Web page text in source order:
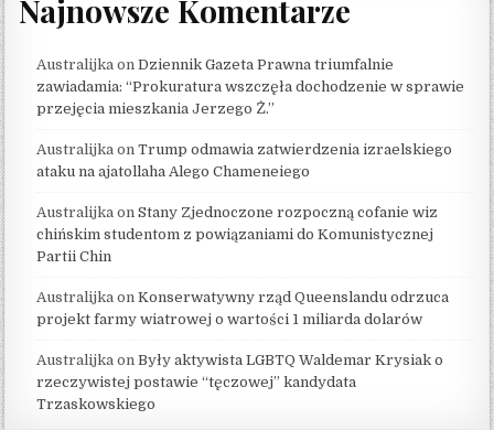
Najnowsze Komentarze
Australijka onDziennik Gazeta Prawna triumfalnie
zawiadamia: “Prokuratura wszczęła dochodzenie w sprawie
przejęcia mieszkania Jerzego Ż.”
Australijka onTrump odmawia zatwierdzenia izraelskiego
ataku na ajatollaha Alego Chameneiego
Australijka onStany Zjednoczone rozpoczną cofanie wiz
chińskim studentom z powiązaniami do Komunistycznej
Partii Chin
Australijka onKonserwatywny rząd Queenslandu odrzuca
projekt farmy wiatrowej o wartości 1 miliarda dolarów
Australijka onByły aktywista LGBTQ Waldemar Krysiak o
rzeczywistej postawie “tęczowej” kandydata
Trzaskowskiego